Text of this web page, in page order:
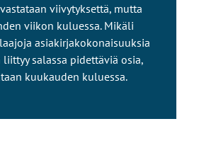
v
e
u
l
viivytyksettä, mutta
viikon kuluessa. Mikäli
asiakirjakokonaisuuksia
salassa pidettäviä osia,
kuukauden kuluessa.